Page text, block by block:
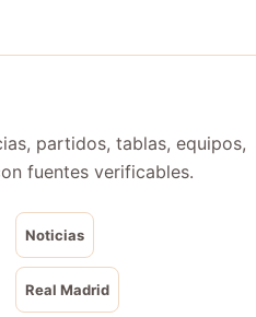
partidos, tablas, equipos,
fuentes verificables.
Noticias
Real Madrid